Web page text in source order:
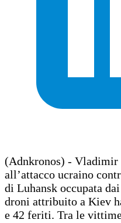
(Adnkronos) - Vladimir
all’attacco ucraino
di Luhansk occupata
droni attribuito a Kiev
e 42 feriti. Tra le